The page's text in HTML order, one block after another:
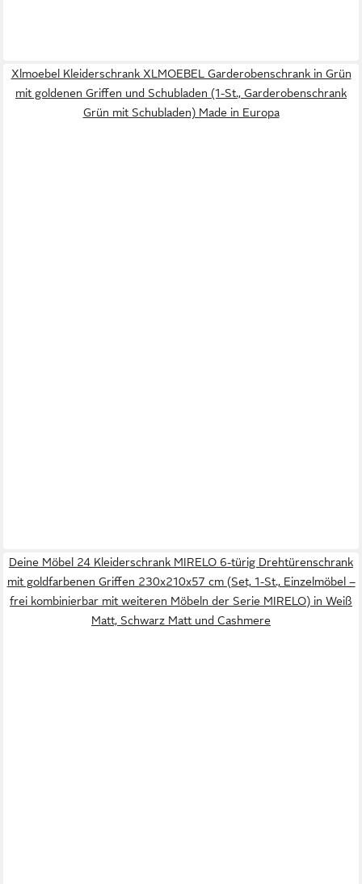
Xlmoebel Kleiderschrank XLMOEBEL Garderobenschrank in Grün
mit goldenen Griffen und Schubladen (1-St., Garderobenschrank
Grün mit Schubladen) Made in Europa
Deine Möbel 24 Kleiderschrank MIRELO 6-türig Drehtürenschrank
mit goldfarbenen Griffen 230x210x57 cm (Set, 1-St., Einzelmöbel –
frei kombinierbar mit weiteren Möbeln der Serie MIRELO) in Weiß
Matt, Schwarz Matt und Cashmere